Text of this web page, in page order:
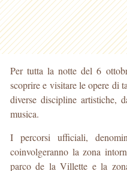
Per tutta la notte del 6
scoprire e visitare le opere di
diverse discipline artistiche,
musica.
I percorsi ufficiali,
coinvolgeranno la zona
parco de la Villette e la